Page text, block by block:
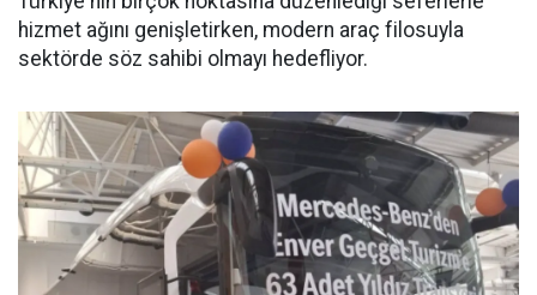
hizmet ağını genişletirken, modern araç filosuyla
sektörde söz sahibi olmayı hedefliyor.